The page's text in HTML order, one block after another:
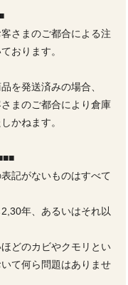
さまのご都合による注
おります。
を発送済みの場合、
まのご都合により倉庫
かねます。
記がないものはすべて
年、あるいはそれ以
どのカビやクモリとい
て何ら問題はありませ